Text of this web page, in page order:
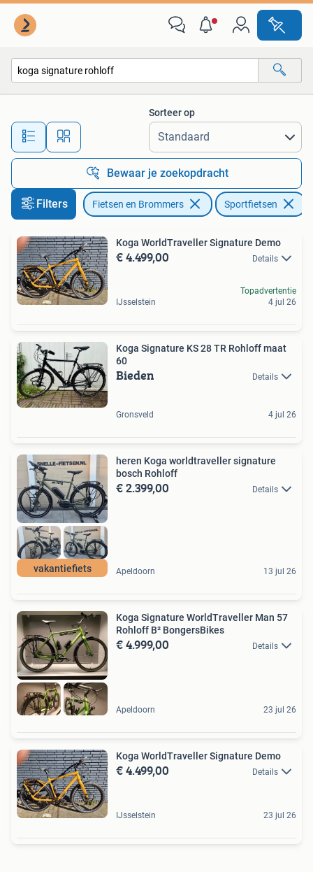
Alle afstanden…
Sorteer op
Bewaar je zoekopdracht
Filters Fietsen en Brommers Sportfietsen
Koga WorldTraveller Signature Demo
€ 4.499,00 Details
IJsselstein
Topadvertentie
4 jul 26
Koga Signature KS 28 TR Rohloff maat
60
Bieden Details
Gronsveld 4 jul 26
vakantiefiets
heren Koga worldtraveller signature
bosch Rohloff
€ 2.399,00 Details
Apeldoorn 13 jul 26
Koga Signature WorldTraveller Man 57
Rohloff B² BongersBikes
€ 4.999,00 Details
Apeldoorn 23 jul 26
Koga WorldTraveller Signature Demo
€ 4.499,00 Details
IJsselstein 23 jul 26